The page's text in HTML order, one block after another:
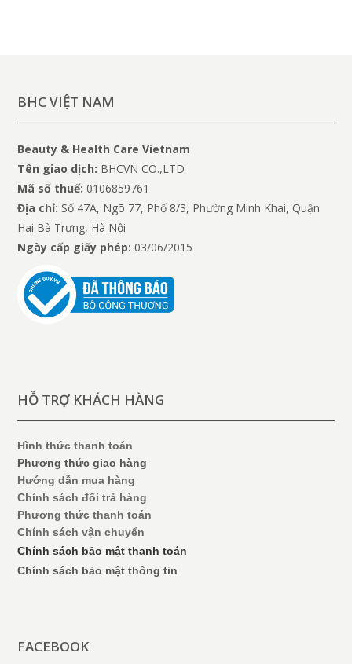
BHC VIỆT NAM
Beauty & Health Care Vietnam
Tên giao dịch: BHCVN CO.,LTD
Mã số thuế:0106859761
Địa chỉ: Số 47A, Ngõ 77, Phố 8/3, Phường Minh Khai, Quận
Hai Bà Trưng, Hà Nội
Ngày cấp giấy phép: 03/06/2015
HỖ TRỢ KHÁCH HÀNG
Hình thức thanh toán
Phương thức giao hàng
Hướng dẫn mua hàng
Chính sách đổi trả hàng
Phương thức thanh toán
Chính sách vận chuyển
Chính sách bảo mật thanh toán
Chính sách bảo mật thông tin
FACEBOOK